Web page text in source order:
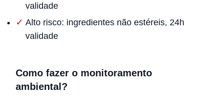
validade
Alto risco: ingredientes não estéreis, 24h
validade
Como fazer o monitoramento
ambiental?